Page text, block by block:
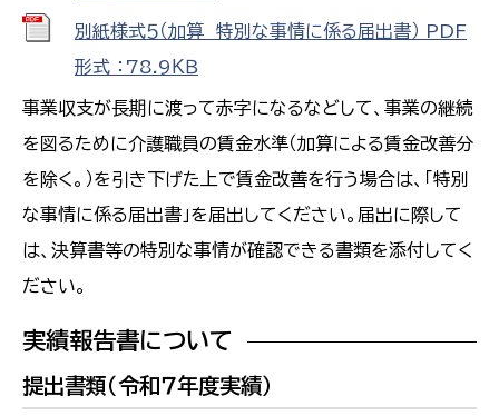
別紙様式５（加算 特別な事情に係る届出書） PDF
形式 ：78.9ＫＢ
事業収支が長期に渡って赤字になるなどして、事業の継続
を図るために介護職員の賃金水準（加算による賃金改善分
を除く。）を引き下げた上で賃金改善を行う場合は、「特別
な事情に係る届出書」を届出してください。届出に際して
は、決算書等の特別な事情が確認できる書類を添付してく
ださい。
実績報告書について
提出書類（令和７年度実績）